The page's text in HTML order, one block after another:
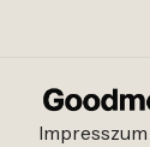
Impresszum